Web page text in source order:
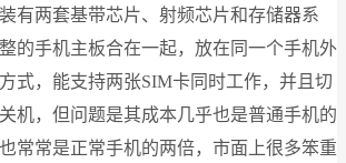
有两套基带芯片、射频芯片和存储器系
的手机主板合在一起，放在同一个手机外
式，能支持两张SIM卡同时工作，并且切
机，但问题是其成本几乎也是普通手机的
常常是正常手机的两倍，市面上很多笨重